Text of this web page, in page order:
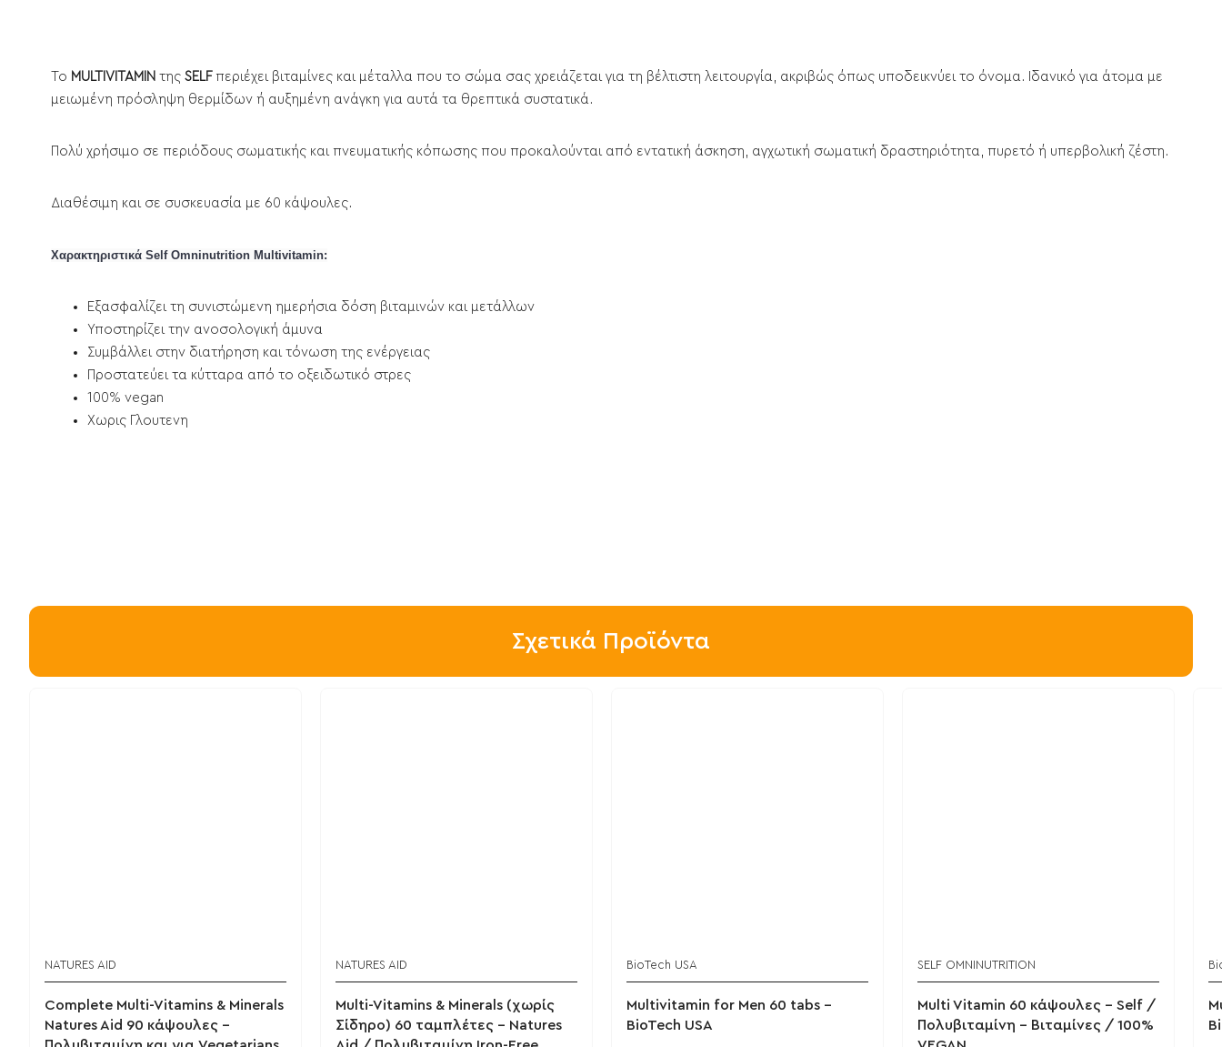
Το MULTIVITAMIN της SELF περιέχει βιταμίνες και μέταλλα που το σώμα σας χρειάζεται για τη βέλτιστη λειτουργία, ακριβώς όπως υποδεικνύει το όνομα. Ιδανικό για άτομα με
μειωμένη πρόσληψη θερμίδων ή αυξημένη ανάγκη για αυτά τα θρεπτικά συστατικά.
Πολύ χρήσιμο σε περιόδους σωματικής και πνευματικής κόπωσης που προκαλούνται από εντατική άσκηση, αγχωτική σωματική δραστηριότητα, πυρετό ή υπερβολική ζέστη.
Διαθέσιμη και σε συσκευασία με 60 κάψουλες.
Χαρακτηριστικά Self Omninutrition Multivitamin:
Εξασφαλίζει τη συνιστώμενη ημερήσια δόση βιταμινών και μετάλλων
Υποστηρίζει την ανοσολογική άμυνα
Συμβάλλει στην διατήρηση και τόνωση της ενέργειας
Προστατεύει τα κύτταρα από το οξειδωτικό στρες
100% vegan
Χωρις Γλουτενη
Σχετικά Προϊόντα
NATURES AID
Complete Multi-Vitamins & Minerals
Natures Aid 90 κάψουλες -
NATURES AID
Multi-Vitamins & Minerals (χωρίς
Σίδηρο) 60 ταμπλέτες - Natures
BioTech USA
Multivitamin for Men 60 tabs -
BioTech USA
SELF OMNINUTRITION
Multi Vitamin 60 κάψουλες - Self /
Πολυβιταμίνη - Βιταμίνες / 100%